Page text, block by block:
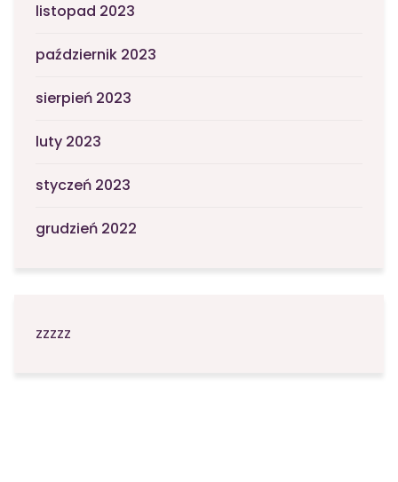
listopad 2023
październik 2023
sierpień 2023
luty 2023
styczeń 2023
grudzień 2022
zzzzz